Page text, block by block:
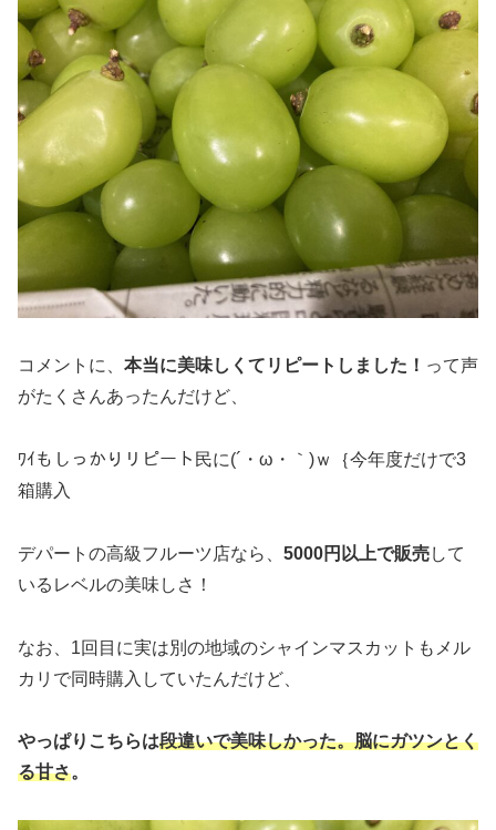
コメントに、 本当に美味しくてリピートしました！ って声
がたくさんあったんだけど、
ﾜｲもしっかりリピート民に(´・ω・｀)ｗ｛今年度だけで3
箱購入
デパートの高級フルーツ店なら、 5000円以上で販売して
いるレベルの美味しさ！
なお、1回目に実は別の地域のシャインマスカットもメル
カリで同時購入していたんだけど、
やっぱりこちらは段違いで美味しかった。脳にガツンとく
る甘さ。